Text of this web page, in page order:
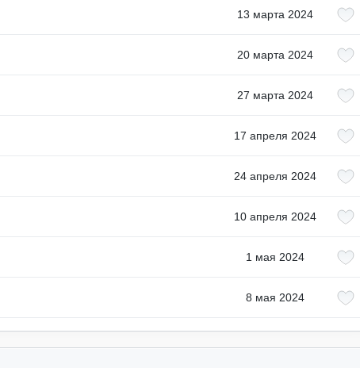
13 марта 2024
20 марта 2024
27 марта 2024
17 апреля 2024
24 апреля 2024
10 апреля 2024
1 мая 2024
8 мая 2024